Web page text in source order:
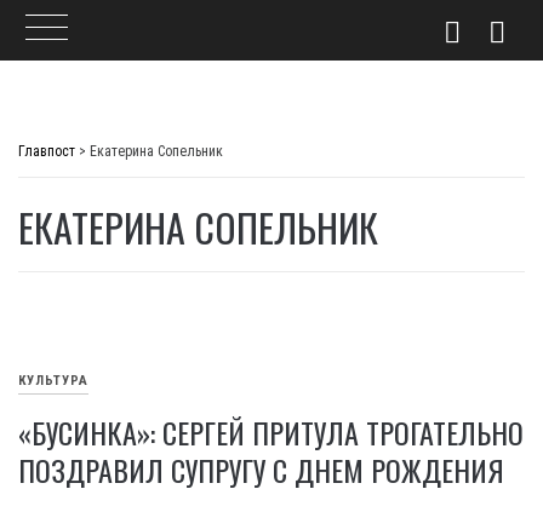
Главпост > Екатерина Сопельник
ЕКАТЕРИНА СОПЕЛЬНИК
КУЛЬТУРА
«БУСИНКА»: СЕРГЕЙ ПРИТУЛА ТРОГАТЕЛЬНО
ПОЗДРАВИЛ СУПРУГУ С ДНЕМ РОЖДЕНИЯ